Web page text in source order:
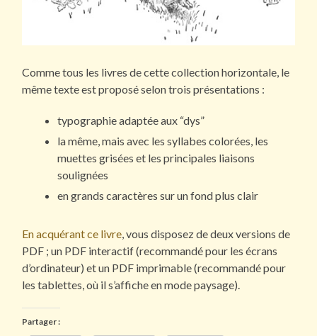
Comme tous les livres de cette collection horizontale, le
même texte est proposé selon trois présentations :
typographie adaptée aux “dys”
la même, mais avec les syllabes colorées, les
muettes grisées et les principales liaisons
soulignées
en grands caractères sur un fond plus clair
En acquérant ce livre, vous disposez de deux versions de
PDF ; un PDF interactif (recommandé pour les écrans
d’ordinateur) et un PDF imprimable (recommandé pour
les tablettes, où il s’affiche en mode paysage).
Partager :